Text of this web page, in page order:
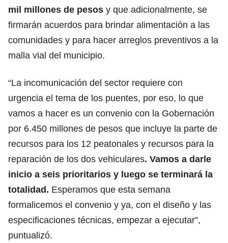
mil millones de pesos y que adicionalmente, se
firmarán acuerdos para brindar alimentación a las
comunidades y para hacer arreglos preventivos a la
malla vial del municipio.
“La incomunicación del sector requiere con
urgencia el tema de los puentes, por eso, lo que
vamos a hacer es un convenio con la Gobernación
por 6.450 millones de pesos que incluye la parte de
recursos para los 12 peatonales y recursos para la
reparación de los dos vehiculares. Vamos a darle
inicio a seis prioritarios y luego se terminará la
totalidad. Esperamos que esta semana
formalicemos el convenio y ya, con el diseño y las
especificaciones técnicas, empezar a ejecutar”,
puntualizó.